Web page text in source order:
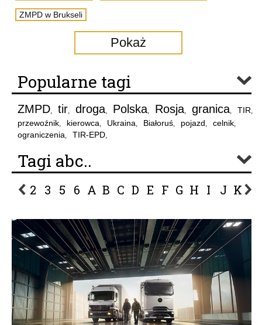
ZMPD w Brukseli
Pokaż
Popularne tagi
ZMPD, tir, droga, Polska, Rosja, granica, TIR,
przewoźnik, kierowca, Ukraina, Białoruś, pojazd, celnik,
ograniczenia, TIR-EPD,
Tagi abc..
2 3 5 6 A B C D E F G H I J K L